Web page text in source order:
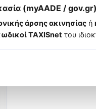
(myAADE /
άρσης ακινησίας ή
TAXISnet του
ΣΎΝΟΨΗ